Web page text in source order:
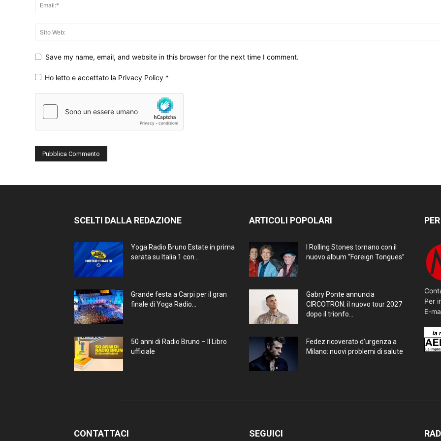
Save my name, email, and website in this browser for the next time I comment.
Ho letto e accettato la Privacy Policy *
SCELTI DALLA REDAZIONE
Yoga Radio Bruno Estate in prima
serata su Italia 1 con...
Grande festa a Carpi per il gran
finale di Yoga Radio...
50 anni di Radio Bruno – Il Libro
ufficiale
ARTICOLI POPOLARI
I Rolling Stones tornano con il
nuovo album “Foreign Tongues”
Gabry Ponte annuncia
CIRCOTRON: il nuovo tour 2027
dopo il trionfo...
Fedez ricoverato d’urgenza a
Milano: nuovi problemi di salute
Per
E-
CONTATTACI SEGUICI